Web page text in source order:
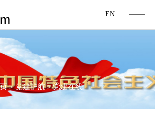
EN
>党建护航>党建在线